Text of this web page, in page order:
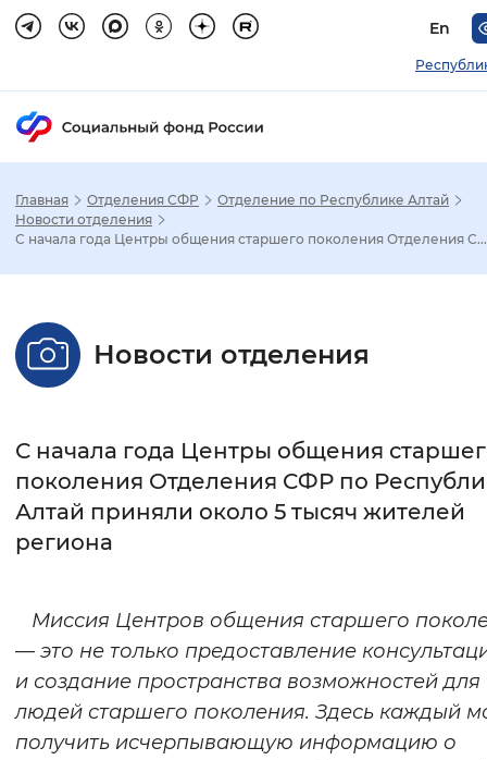
En
Настройка режима отображения
Стандартный Увеличенный
Без засечек С засечками
Цвет сайта
Инверсивный
Синий фон
Главная Отделения СФР
Отделение по Республике Алтай
Новости отделения
С начала года Центры общения старшего поколения Отделения С...
Новости отделения
С начала года Центры общения
поколения Отделения СФР по
Алтай приняли около 5 тысяч жителей
региона
Миссия Центров общения старшего
— это не только предоставление
и создание пространства возможностей для
людей старшего поколения. Здесь каждый
получить исчерпывающую информацию о